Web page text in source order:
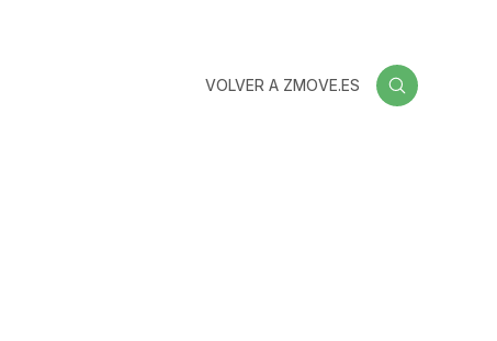
VOLVER A ZMOVE.ES